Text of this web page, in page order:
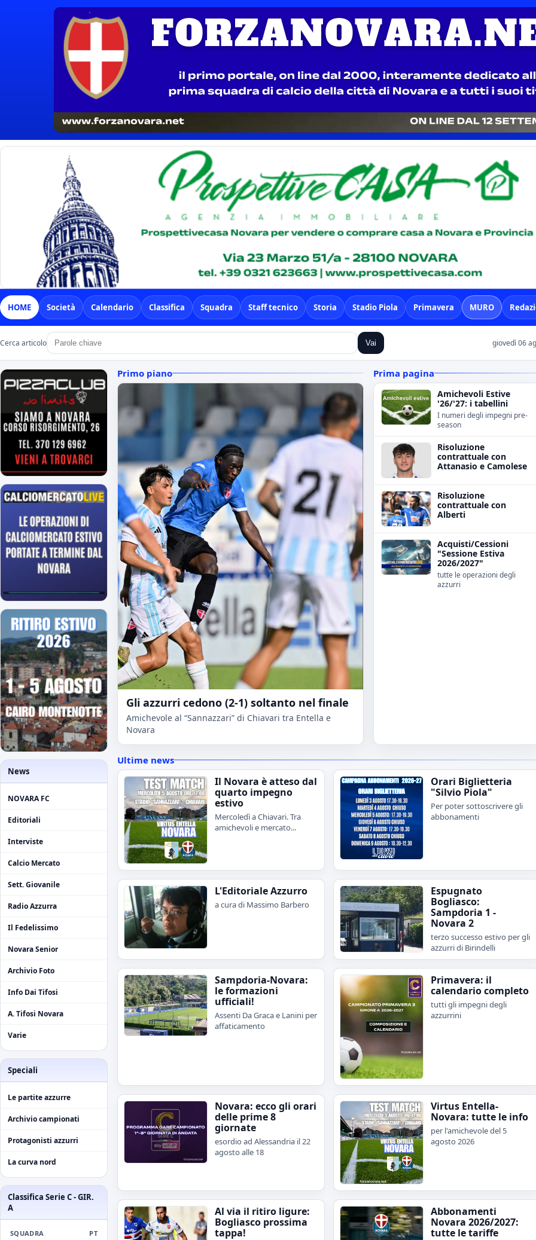
HOME Società Calendario Classifica Squadra Staff tecnico Storia Stadio Piola Primavera MURO
Cerca articolo Vai giovedì 06
News
NOVARA FC
Editoriali
Interviste
Calcio Mercato
Sett. Giovanile
Radio Azzurra
Il Fedelissimo
Novara Senior
Archivio Foto
Info Dai Tifosi
A. Tifosi Novara
Varie
Speciali
Le partite azzurre
Archivio campionati
Protagonisti azzurri
La curva nord
Classifica Serie C - GIR.
A
SQUADRA PT
Primo piano
Gli azzurri cedono (2-1) soltanto nel finale
Amichevole al “Sannazzari” di Chiavari tra Entella e
Novara
Prima pagina
Amichevoli Estive
'26/'27: i tabellini
I numeri degli impegni pre-
season
Risoluzione
contrattuale con
Attanasio e Camolese
Risoluzione
contrattuale con
Alberti
Acquisti/Cessioni
"Sessione Estiva
2026/2027"
tutte le operazioni degli
azzurri
Ultime news
Il Novara è atteso dal
quarto impegno
estivo
Mercoledì a Chiavari. Tra
amichevoli e mercato...
Orari Biglietteria
"Silvio Piola"
Per poter sottoscrivere gli
abbonamenti
L'Editoriale Azzurro
a cura di Massimo Barbero
Espugnato
Bogliasco:
Sampdoria 1 -
Novara 2
terzo successo estivo per gli
azzurri di Birindelli
Sampdoria-Novara:
le formazioni
ufficiali!
Assenti Da Graca e Lanini per
affaticamento
Primavera: il
calendario completo
tutti gli impegni degli
azzurrini
Novara: ecco gli orari
delle prime 8
giornate
esordio ad Alessandria il 22
agosto alle 18
Virtus Entella-
Novara: tutte le info
per l'amichevole del 5
agosto 2026
Al via il ritiro ligure:
Bogliasco prossima
tappa!
Abbonamenti
Novara 2026/2027:
tutte le tariffe